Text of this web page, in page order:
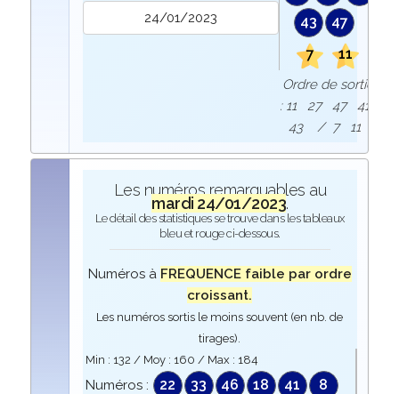
43
47
7
11
Ordre de sortie
: 11 27 47 41
43 / 7 11
Les numéros remarquables au
mardi 24/01/2023.
Le détail des statistiques se trouve dans les tableaux
bleu et rouge ci-dessous.
Numéros à FREQUENCE faible par ordre
croissant.
Les numéros sortis le moins souvent (en nb. de
tirages).
Min : 132 / Moy : 160 / Max : 184
Numéros : 22 33 46 18 41
8